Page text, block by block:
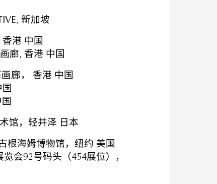
新加坡
港 中国
廊, 香港 中国
廊， 香港 中国
馆，轻井泽 日本
根海姆博物馆，纽约 美国
会92号码头（454展位），